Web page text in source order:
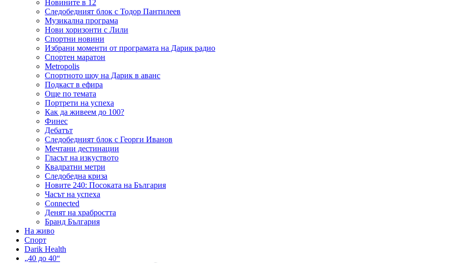
Новините в 12
Следобедният блок с Тодор Пантилеев
Музикална програма
Нови хоризонти с Лили
Спортни новини
Избрани моменти от програмата на Дарик радио
Спортен маратон
Metropolis
Спортното шоу на Дарик в аванс
Подкаст в ефира
Още по темата
Портрети на успеха
Как да живеем до 100?
Финес
Дебатът
Следобедният блок с Георги Иванов
Мечтани дестинации
Гласът на изкуството
Квадратни метри
Следобедна криза
Новите 240: Посоката на България
Часът на успеха
Connected
Денят на храбростта
Бранд България
На живо
Спорт
Darik Health
„40 до 40“